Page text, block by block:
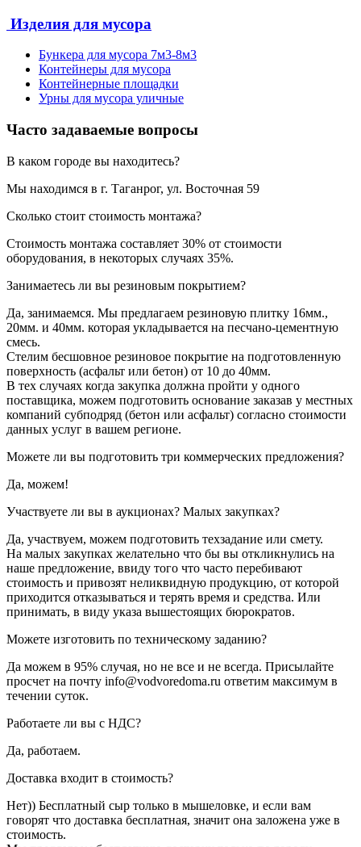
Изделия для мусора
Бункера для мусора 7м3-8м3
Контейнеры для мусора
Контейнерные площадки
Урны для мусора уличные
Часто задаваемые вопросы
В каком городе вы находитесь?
Мы находимся в г. Таганрог, ул. Восточная 59
Сколько стоит стоимость монтажа?
Стоимость монтажа составляет 30% от стоимости
оборудования, в некоторых случаях 35%.
Занимаетесь ли вы резиновым покрытием?
Да, занимаемся. Мы предлагаем резиновую плитку 16мм.,
20мм. и 40мм. которая укладывается на песчано-цементную
смесь.
Стелим бесшовное резиновое покрытие на подготовленную
поверхность (асфальт или бетон) от 10 до 40мм.
В тех случаях когда закупка должна пройти у одного
поставщика, можем подготовить основание заказав у местных
компаний субподряд (бетон или асфальт) согласно стоимости
данных услуг в вашем регионе.
Можете ли вы подготовить три коммерческих предложения?
Да, можем!
Участвуете ли вы в аукционах? Малых закупках?
Да, участвуем, можем подготовить техзадание или смету.
На малых закупках желательно что бы вы откликнулись на
наше предложение, ввиду того что часто перебивают
стоимость и привозят неликвидную продукцию, от которой
приходится отказываться и терять время и средства. Или
принимать, в виду указа вышестоящих бюрократов.
Можете изготовить по техническому заданию?
Да можем в 95% случая, но не все и не всегда. Присылайте
просчет на почту info@vodvoredoma.ru ответим максимум в
течении суток.
Работаете ли вы с НДС?
Да, работаем.
Доставка входит в стоимость?
Нет)) Бесплатный сыр только в мышеловке, и если вам
говорят что доставка бесплатная, значит она заложена уже в
стоимость.